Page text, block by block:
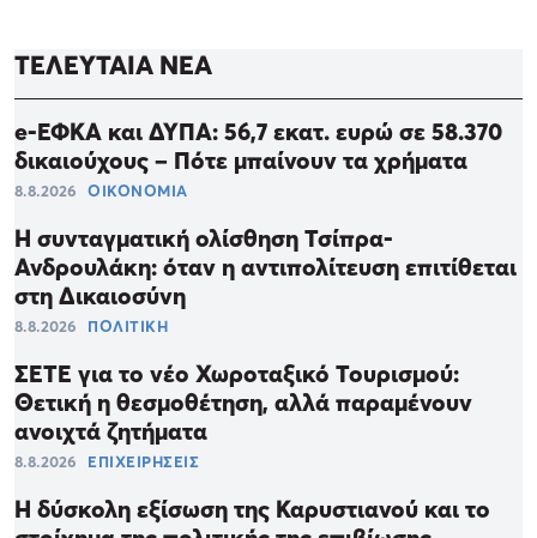
ΤΕΛΕΥΤΑΙΑ ΝΕΑ
e-ΕΦΚΑ και ΔΥΠΑ: 56,7 εκατ. ευρώ σε 58.370
δικαιούχους – Πότε μπαίνουν τα χρήματα
8.8.2026 ΟΙΚΟΝΟΜΙΑ
Η συνταγματική ολίσθηση Τσίπρα-
Ανδρουλάκη: όταν η αντιπολίτευση επιτίθεται
στη Δικαιοσύνη
8.8.2026 ΠΟΛΙΤΙΚΗ
ΣΕΤΕ για το νέο Χωροταξικό Τουρισμού:
Θετική η θεσμοθέτηση, αλλά παραμένουν
ανοιχτά ζητήματα
8.8.2026 ΕΠΙΧΕΙΡΗΣΕΙΣ
Η δύσκολη εξίσωση της Καρυστιανού και το